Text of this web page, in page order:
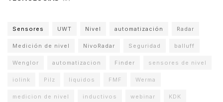
Sensores UWT Nivel automatización Radar
Medición de nivel NivoRadar Seguridad balluff
Wenglor automatizacion Finder sensores de nivel
iolink Pilz liquidos FMF Werma
medicion de nivel inductivos webinar KDK